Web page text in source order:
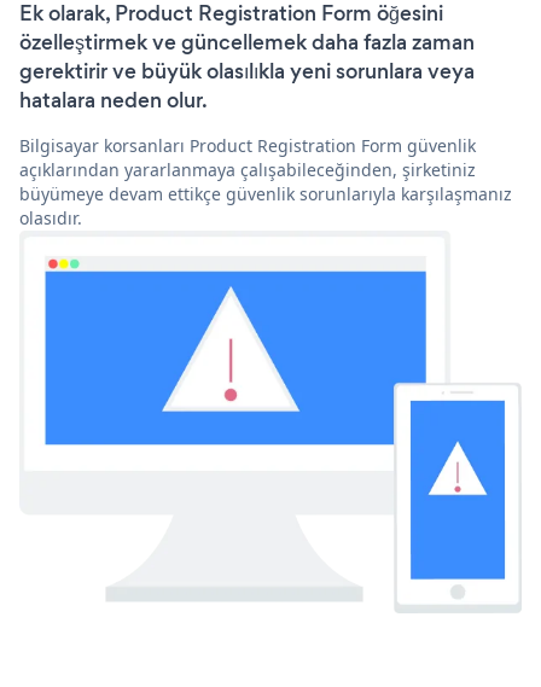
Ek olarak, Product Registration Form öğesini
özelleştirmek ve güncellemek daha fazla zaman
gerektirir ve büyük olasılıkla yeni sorunlara veya
hatalara neden olur.
Bilgisayar korsanları Product Registration Form güvenlik
açıklarından yararlanmaya çalışabileceğinden, şirketiniz
büyümeye devam ettikçe güvenlik sorunlarıyla karşılaşmanız
olasıdır.